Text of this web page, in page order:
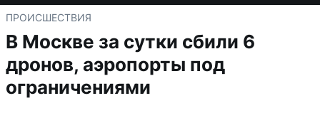
ПРОИСШЕСТВИЯ
В Москве за сутки сбили 6
дронов, аэропорты под
ограничениями